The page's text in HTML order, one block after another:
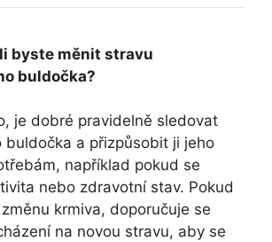
byste měnit stravu
buldočka?
je dobré pravidelně sledovat
buldočka a přizpůsobit ji jeho
například pokud se
nebo zdravotní stav. Pokud
krmiva, doporučuje se
na novou stravu, aby se